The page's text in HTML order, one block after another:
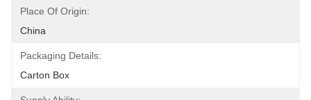
Place Of Origin:
China
Packaging Details:
Carton Box